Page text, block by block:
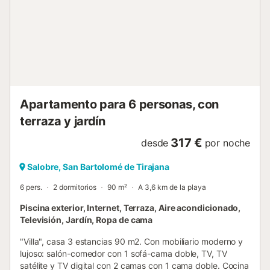
Apartamento para 6 personas, con
terraza y jardín
desde 317 € por noche
Salobre, San Bartolomé de Tirajana
6 pers. 2 dormitorios 90 m² A 3,6 km de la playa
Piscina exterior, Internet, Terraza, Aire acondicionado,
Televisión, Jardín, Ropa de cama
"Villa", casa 3 estancias 90 m2. Con mobiliario moderno y
lujoso: salón-comedor con 1 sofá-cama doble, TV, TV
satélite y TV digital con 2 camas con 1 cama doble. Cocina